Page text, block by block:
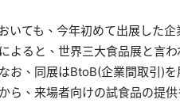
いても、今年初めて出展した
よると、世界三大食品展と言
お、同展はBtoB(企業間取引)
ら、来場者向けの試食品の提